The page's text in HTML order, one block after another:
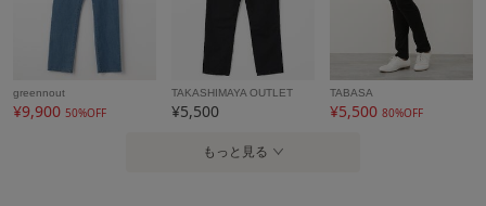
greennout
¥9,900 50%OFF
TAKASHIMAYA OUTLET
¥5,500
TABASA
¥5,50080%OFF
もっと見る